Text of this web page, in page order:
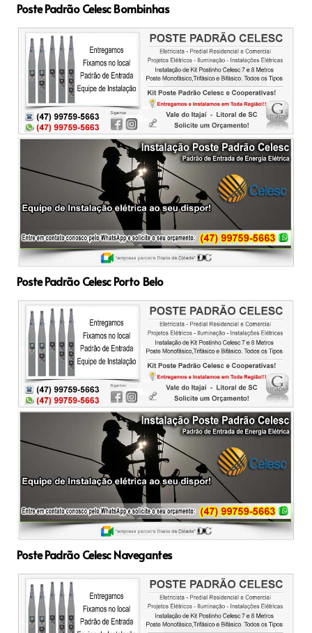
Poste Padrão Celesc Bombinhas
Poste Padrão Celesc Porto Belo
Poste Padrão Celesc Navegantes